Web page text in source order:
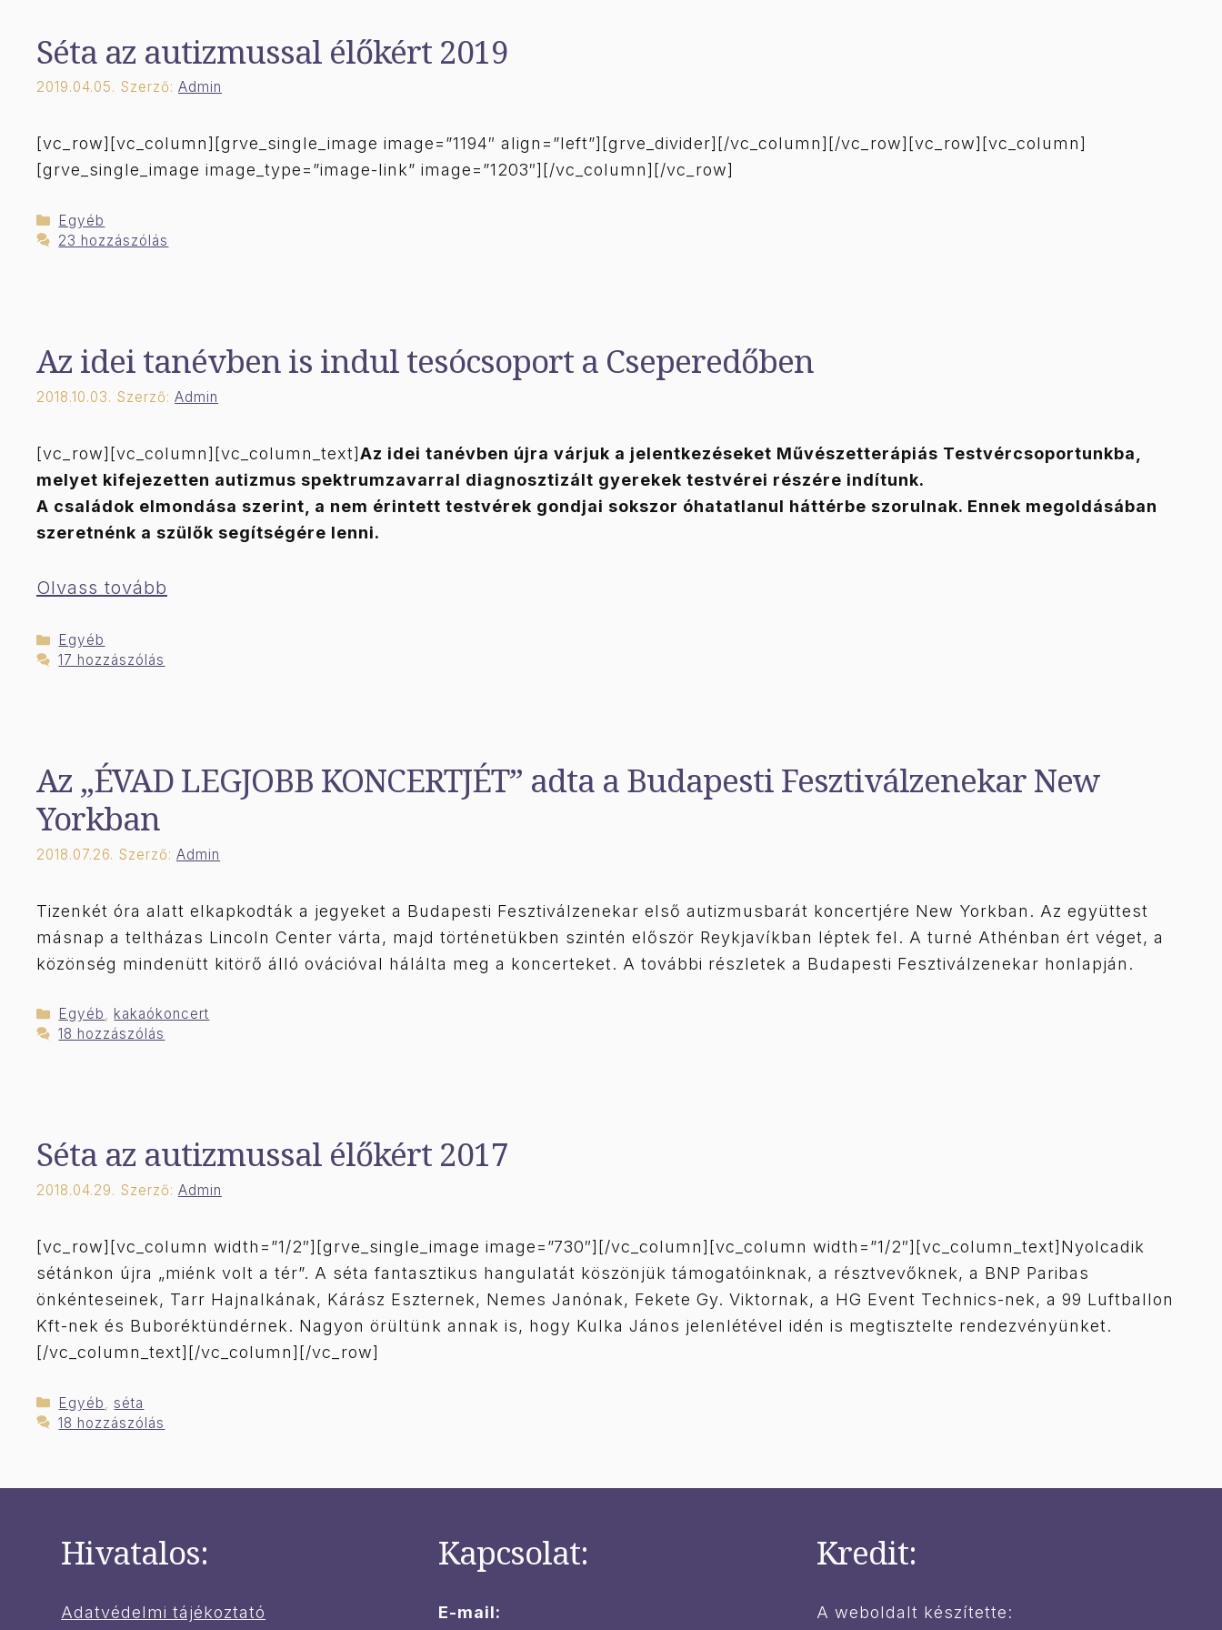
Séta az autizmussal élőkért 2019
2019.04.05. Szerző: Admin
[vc_row][vc_column][grve_single_image image=”1194″ align=”left”][grve_divider][/vc_column][/vc_row][vc_row][vc_column]
[grve_single_image image_type=”image-link” image=”1203″][/vc_column][/vc_row]
Kategória
Egyéb
23 hozzászólás
Az idei tanévben is indul tesócsoport a Cseperedőben
2018.10.03. Szerző: Admin
[vc_row][vc_column][vc_column_text]Az idei tanévben újra várjuk a jelentkezéseket Művészetterápiás Testvércsoportunkba,
melyet kifejezetten autizmus spektrumzavarral diagnosztizált gyerekek testvérei részére indítunk.
A családok elmondása szerint, a nem érintett testvérek gondjai sokszor óhatatlanul háttérbe szorulnak. Ennek megoldásában
szeretnénk a szülők segítségére lenni.
Olvass tovább
Kategória
Egyéb
17 hozzászólás
Az „ÉVAD LEGJOBB KONCERTJÉT” adta a Budapesti Fesztiválzenekar New
Yorkban
2018.07.26. Szerző: Admin
Tizenkét óra alatt elkapkodták a jegyeket a Budapesti Fesztiválzenekar első autizmusbarát koncertjére New Yorkban. Az együttest
másnap a teltházas Lincoln Center várta, majd történetükben szintén először Reykjavíkban léptek fel. A turné Athénban ért véget, a
közönség mindenütt kitörő álló ovációval hálálta meg a koncerteket. A további részletek a Budapesti Fesztiválzenekar honlapján.
Kategória
Egyéb, kakaókoncert
18 hozzászólás
Séta az autizmussal élőkért 2017
2018.04.29. Szerző: Admin
[vc_row][vc_column width=”1/2″][grve_single_image image=”730″][/vc_column][vc_column width=”1/2″][vc_column_text]Nyolcadik
sétánkon újra „miénk volt a tér”. A séta fantasztikus hangulatát köszönjük támogatóinknak, a résztvevőknek, a BNP Paribas
önkénteseinek, Tarr Hajnalkának, Kárász Eszternek, Nemes Janónak, Fekete Gy. Viktornak, a HG Event Technics-nek, a 99 Luftballon
Kft-nek és Buboréktündérnek. Nagyon örültünk annak is, hogy Kulka János jelenlétével idén is megtisztelte rendezvényünket.
[/vc_column_text][/vc_column][/vc_row]
Kategória
Egyéb
séta
18 hozzászólás
Hivatalos:
Adatvédelmi tájékoztató
Kapcsolat:
E-mail:
Kredit:
A weboldalt készítette: